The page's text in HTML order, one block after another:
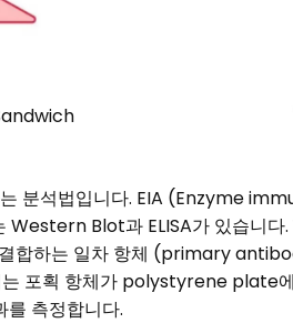
분석법입니다. EIA (Enzyme
Western Blot과 ELISA가 있습니
합하는 일차 항체 (primary
획 항체가 polystyrene plate에
를 측정합니다.